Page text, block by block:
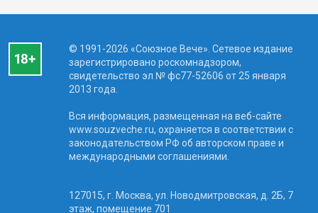
© 1991-2026 «Союзное Вече». Сетевое издание
зарегистрировано роскомнадзором,
свидетельство эл № фc77-52606 от 25 января
2013 года.
Вся информация, размещенная на веб-сайте
www.souzveche.ru, охраняется в соответствии с
законодательством РФ об авторском праве и
международными соглашениями.
127015, г. Москва, ул. Новодмитровская, д. 2Б, 7
этаж, помещение 701